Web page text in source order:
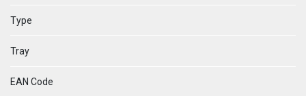
Type
Tray
EAN Code